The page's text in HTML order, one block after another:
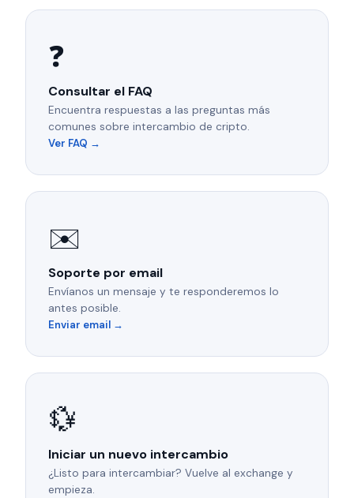
❓
Consultar el FAQ
Encuentra respuestas a las preguntas más
comunes sobre intercambio de cripto.
Ver FAQ →
✉️
Soporte por email
Envíanos un mensaje y te responderemos lo
antes posible.
Enviar email →
💱
Iniciar un nuevo intercambio
¿Listo para intercambiar? Vuelve al exchange y
empieza.